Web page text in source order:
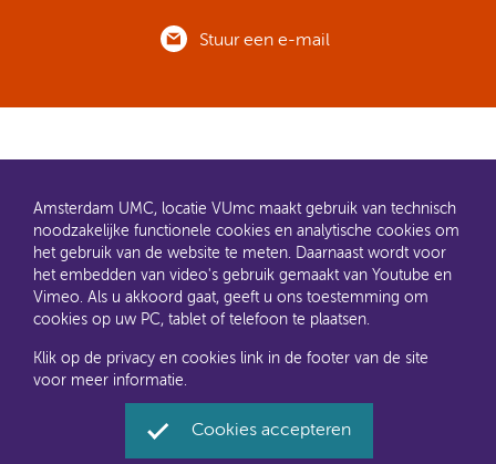
Stuur een e-mail
AMC en VUmc zijn al een tijdje samen Amsterdam UMC.
Dit gaat u ook merken aan de websites: steeds meer
informatie verhuist naar amsterdamumc.nl en
amsterdamumc.org
Toegankelijkheid
Privacyverklaring en
cookies
Amsterdam UMC, locatie VUmc maakt gebruik van technisch
noodzakelijke functionele cookies en analytische cookies om
het gebruik van de website te meten. Daarnaast wordt voor
het embedden van video's gebruik gemaakt van Youtube en
Vimeo. Als u akkoord gaat, geeft u ons toestemming om
cookies op uw PC, tablet of telefoon te plaatsen.
Klik op de privacy en cookies link in de footer van de site
voor meer informatie.
Cookies accepteren